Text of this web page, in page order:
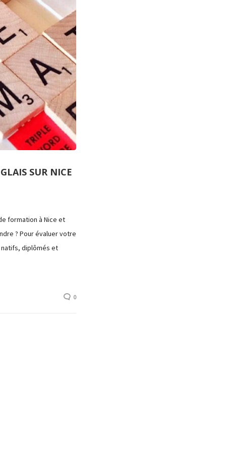
SUR NICE
formation à Nice et
? Pour évaluer votre
diplômés et
0